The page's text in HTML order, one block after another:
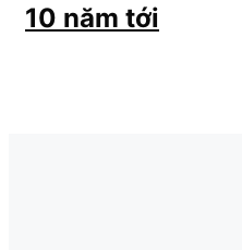
10 năm tới